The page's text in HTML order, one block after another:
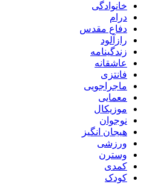
خانوادگی
درام
دفاع مقدس
رازآلود
زندگینامه
عاشقانه
فانتزی
ماجراجویی
معمایی
موزیکال
نوجوان
هیجان انگیز
ورزشی
وسترن
کمدی
کودک